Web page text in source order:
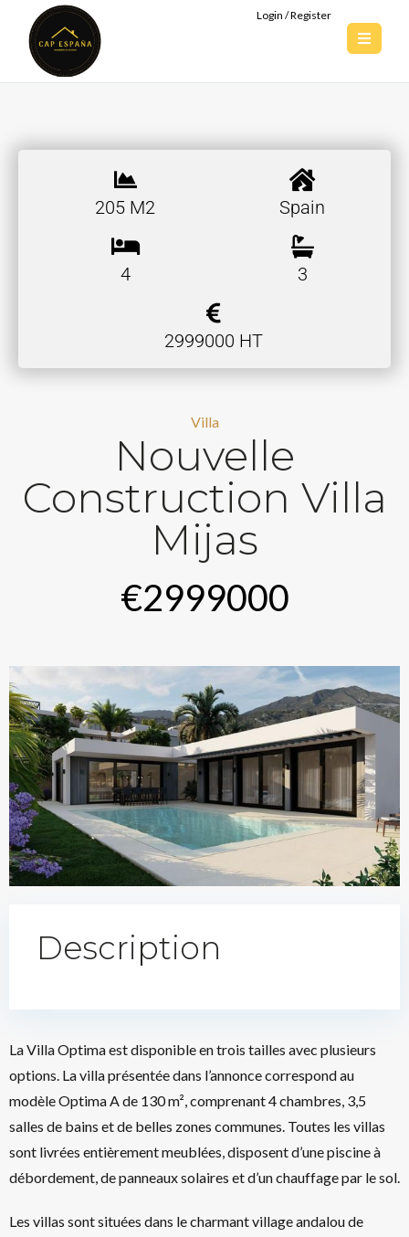
Login / Register
205 M2 Spain
4 3
2999000 HT
Villa
Nouvelle
Construction Villa
Mijas
€2999000
Description
La Villa Optima est disponible en trois tailles avec plusieurs
options. La villa présentée dans l’annonce correspond au
modèle Optima A de 130 m², comprenant 4 chambres, 3,5
salles de bains et de belles zones communes. Toutes les villas
sont livrées entièrement meublées, disposent d’une piscine à
débordement, de panneaux solaires et d’un chauffage par le sol.
Les villas sont situées dans le charmant village andalou de